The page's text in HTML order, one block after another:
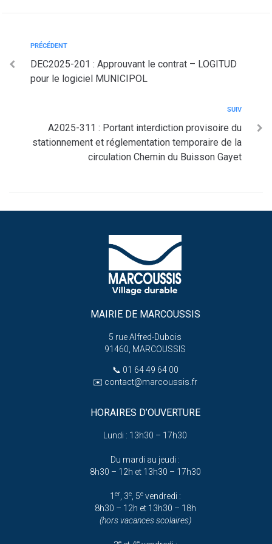
PRÉCÉDENT
DEC2025-201 : Approuvant le contrat – LOGITUD
pour le logiciel MUNICIPOL
SUIV
A2025-311 : Portant interdiction provisoire du
stationnement et réglementation temporaire de la
circulation Chemin du Buisson Gayet
MAIRIE DE MARCOUSSIS
5 rue Alfred-Dubois
91460, MARCOUSSIS
📞 01 64 49 64 00
✉️ contact@marcoussis.fr
HORAIRES D’OUVERTURE
Lundi : 13h30 – 17h30
Du mardi au jeudi :
8h30 – 12h et 13h30 – 17h30
1 er, 3e, 5evendredi :
8h30 – 12h et 13h30 – 18h
(hors vacances scolaires)
e e